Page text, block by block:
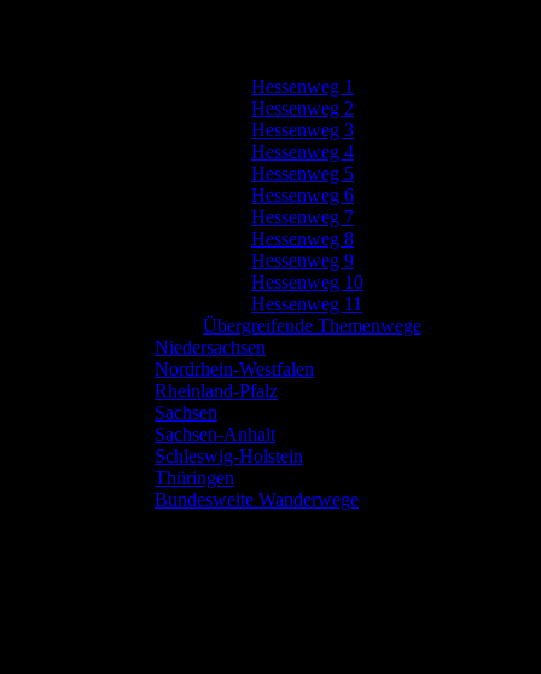
Hessenweg 1
Hessenweg 2
Hessenweg 3
Hessenweg 4
Hessenweg 5
Hessenweg 6
Hessenweg 7
Hessenweg 8
Hessenweg 9
Hessenweg 10
Hessenweg 11
Übergreifende Themenwege
Niedersachsen
Nordrhein-Westfalen
Rheinland-Pfalz
Sachsen
Sachsen-Anhalt
Schleswig-Holstein
Thüringen
Bundesweite Wanderwege